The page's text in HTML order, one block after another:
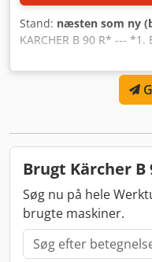
Stand: næsten som ny
KARCHER B 90 R* --- *1.
Batteridrevet
KARCHER Professional
2014 *Serienummer*:
Element Detalje
L Strømforsyning Nye
Aflæsning Kommentar
Amozbvrdegorf
Børster / Sugefod God
Funktionsprøve OK
Brugt Kärcher B
Søg nu på hele
brugte maskiner.